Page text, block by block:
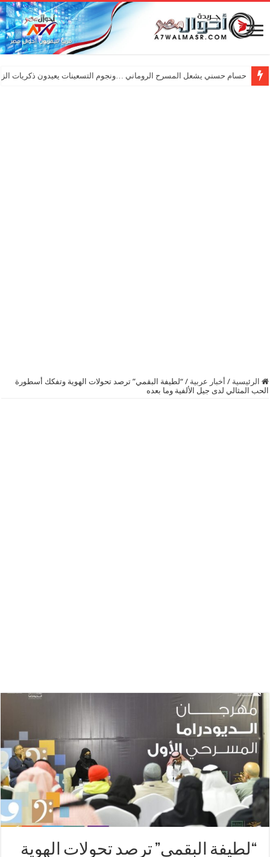
حسام حسني يشعل المسرح الروماني …ونجوم التسعينات يعيدون ذكريات
الرئيسية / أخبار عربية / “لطيفة البقمي” ترصد تحولات الهوية وتفكك أسطورة
الحب المثالي لدى جيل الألفية وما بعده
“لطيفة البقمي” ترصد تحولات الهوية